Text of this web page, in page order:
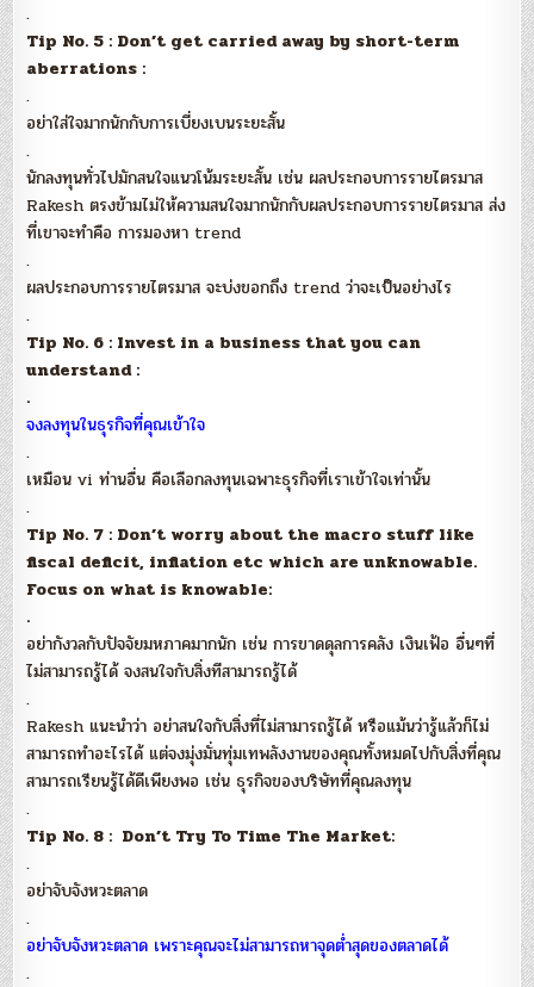
.
Tip No. 5 : Don’t get carried away by short-term
aberrations :
.
อย่าใส่ใจมากนักกับการเบี่ยงเบนระยะสั้น
.
นักลงทุนทั่วไปมักสนใจแนวโน้มระยะสั้น เช่น ผลประกอบการรายไตรมาส
Rakesh ตรงข้ามไม่ให้ความสนใจมากนักกับผลประกอบการรายไตรมาส ส่ง
ที่เขาจะทำคือ การมองหา trend
.
ผลประกอบการรายไตรมาส จะบ่งขอกถึง trend ว่าจะเป็นอย่างไร
.
Tip No. 6 : Invest in a business that you can
understand :
.
จงลงทุนในธุรกิจที่คุณเข้าใจ
.
เหมือน vi ท่านอื่น คือเลือกลงทุนเฉพาะธุรกิจที่เราเข้าใจเท่านั้น
.
Tip No. 7 : Don’t worry about the macro stuff like
fiscal deficit, inflation etc which are unknowable.
Focus on what is knowable:
.
อย่ากังวลกับปัจจัยมหภาคมากนัก เช่น การขาดดุลการคลัง เงินเฟ้อ อื่นๆที่
ไม่สามารถรู้ได้ จงสนใจกับสิ่งทีสามารถรู้ได้
.
Rakesh แนะนำว่า อย่าสนใจกับสิ่งที่ไม่สามารถรู้ได้ หรือแม้นว่ารู้แล้วก็ไม่
สามารถทำอะไรได้ แต่จงมุ่งมั่นทุ่มเทพลังงานของคุณทั้งหมดไปกับสิ่งที่คุณ
สามารถเรียนรู้ได้ดีเพียงพอ เช่น ธุรกิจของบริษัทที่คุณลงทุน
.
Tip No. 8 : Don’t Try To Time The Market:
.
อย่าจับจังหวะตลาด
.
อย่าจับจังหวะตลาด เพราะคุณจะไม่สามารถหาจุดต่ำสุดของตลาดได้
.